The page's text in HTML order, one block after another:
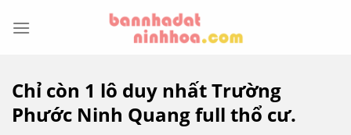
Chỉ còn 1 lô duy nhất Trường
Phước Ninh Quang full thổ cư.